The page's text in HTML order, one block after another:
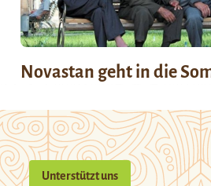
Novastan geht in die
Unterstützt uns